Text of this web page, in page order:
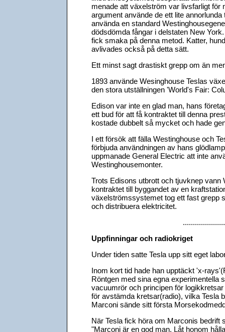
menade att växelström var livsfarligt för
argument använde de ett lite
använda en standard
dödsdömda fångar i delstaten New
fick smaka på denna metod. Katter,
avlivades också på detta sätt.
Ett minst sagt drastiskt grepp om än
1893 använde Wesinghouse Teslas
den stora utställningen 'World's Fair:
Edison var inte en glad man, hans
ett bud för att få kontraktet till denna
kostade dubbelt så mycket och hade
I ett försök att fälla Westinghouse och
förbjuda användningen av hans
uppmanade General Electric att inte
Westinghousemonter.
Trots Edisons utbrott och tjuvknep vann
kontraktet till byggandet av en
växelströmssystemet tog ett fast grepp
och distribuera elektricitet.
Uppfinningar och radiokriget
Under tiden satte Tesla upp sitt eget
Inom kort tid hade han upptäckt 'x-
Röntgen med sina egna experimentella
vacuumrör och principen för
för avstämda kretsar(radio), vilka Tesla
Marconi sände sitt första
När Tesla fick höra om Marconis bedrift
"Marconi är en god man. Låt honom